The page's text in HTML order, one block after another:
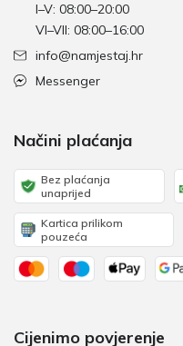
I–V: 08:00–20:00
VI–VII: 08:00–16:00
info@namjestaj.hr
Messenger
Načini plaćanja
Bez plaćanja
unaprijed
Kartica prilikom
pouzeća
Cijenimo povjerenje